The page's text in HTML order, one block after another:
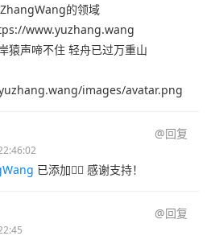
的领域
www.yuzhang.wang
猿声啼不住 轻舟已过万重山
images/avatar.png
@回复
已添加👌🏻 感谢支持！
@回复